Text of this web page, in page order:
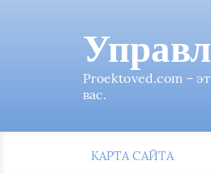
Proektoved.com –
вас.
КАРТА САЙТА